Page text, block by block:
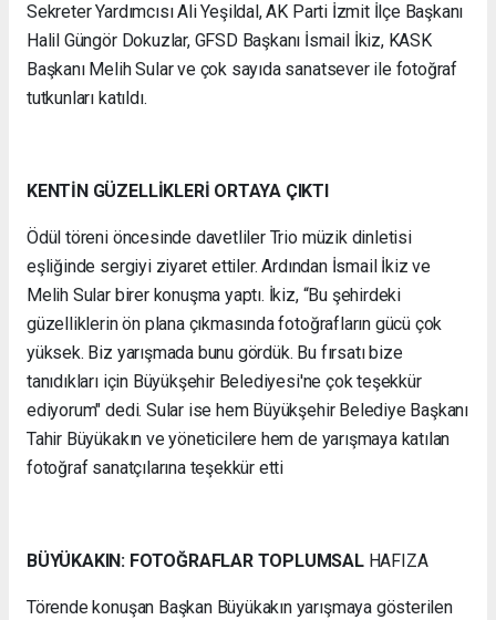
Sekreter Yardımcısı Ali Yeşildal, AK Parti İzmit İlçe Başkanı
Halil Güngör Dokuzlar, GFSD Başkanı İsmail İkiz, KASK
Başkanı Melih Sular ve çok sayıda sanatsever ile fotoğraf
tutkunları katıldı.
KENTİN GÜZELLİKLERİ ORTAYA ÇIKTI
Ödül töreni öncesinde davetliler Trio müzik dinletisi
eşliğinde sergiyi ziyaret ettiler. Ardından İsmail İkiz ve
Melih Sular birer konuşma yaptı. İkiz, “Bu şehirdeki
güzelliklerin ön plana çıkmasında fotoğrafların gücü çok
yüksek. Biz yarışmada bunu gördük. Bu fırsatı bize
tanıdıkları için Büyükşehir Belediyesi'ne çok teşekkür
ediyorum" dedi. Sular ise hem Büyükşehir Belediye Başkanı
Tahir Büyükakın ve yöneticilere hem de yarışmaya katılan
fotoğraf sanatçılarına teşekkür etti
BÜYÜKAKIN: FOTOĞRAFLAR TOPLUMSALHAFIZA
Törende konuşan Başkan Büyükakın yarışmaya gösterilen